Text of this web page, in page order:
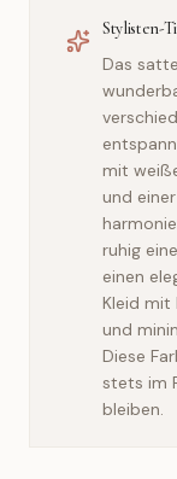
Stylisten-
Das
mit
und
ruhig
einen
Kleid mit
und
Diese
stets im
bleiben.